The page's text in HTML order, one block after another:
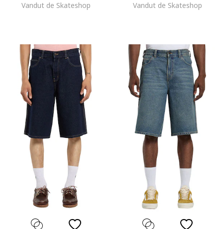
Vandut de Skateshop Vandut de Skateshop